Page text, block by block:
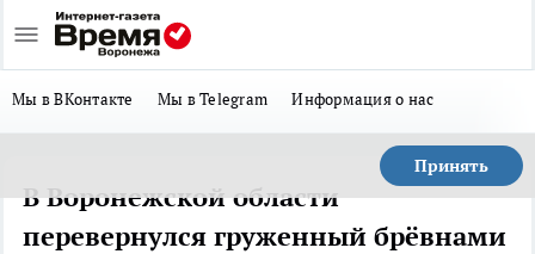
Мы в ВКонтакте Мы в Telegram Информация о нас
Принять
В Воронежской области
перевернулся груженный брёвнами